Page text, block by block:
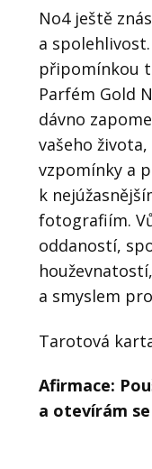
No4 ještě
a
připomínkou
Parfém Gold
dávno
vašeho
vzpomínky a
k
fotografiím.
oddaností,
a smyslem
Tarotová
Afirmace:
a otevírám